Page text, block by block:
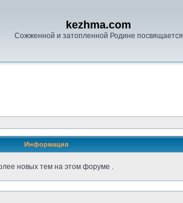
kezhma.com
Сожженной и затопленной Родине посвящается
Информация
новых тем на этом форуме .